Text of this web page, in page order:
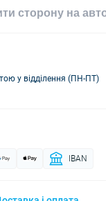
сторону на
у відділення (ПН-ПТ)
IBAN